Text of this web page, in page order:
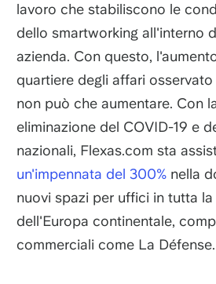
lavoro che stabiliscono le
dello smartworking all'interno
azienda. Con questo,
quartiere degli affari
non può che aumentare. Con
eliminazione del COVID-19 e
nazionali, Flexas.com sta
un'impennata del 300% nella
nuovi spazi per uffici in tutta la
dell'Europa continentale,
commerciali come La Défense.